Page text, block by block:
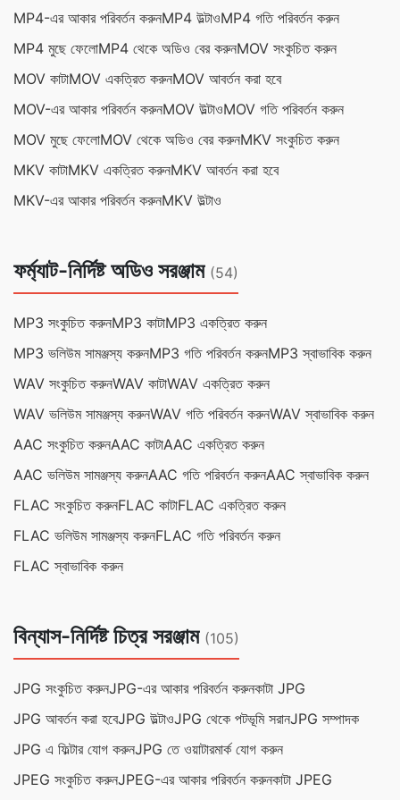
MP4-এর আকার পরিবর্তন করুনMP4 উল্টাওMP4 গতি পরিবর্তন করুন
MP4 মুছে ফেলোMP4 থেকে অডিও বের করুনMOV সংকুচিত করুন
MOV কাটাMOV একত্রিত করুনMOV আবর্তন করা হবে
MOV-এর আকার পরিবর্তন করুনMOV উল্টাওMOV গতি পরিবর্তন করুন
MOV মুছে ফেলোMOV থেকে অডিও বের করুনMKV সংকুচিত করুন
MKV কাটাMKV একত্রিত করুনMKV আবর্তন করা হবে
MKV-এর আকার পরিবর্তন করুনMKV উল্টাও
ফর্ম্যাট-নির্দিষ্ট অডিও সরঞ্জাম (54)
MP3 সংকুচিত করুনMP3 কাটাMP3 একত্রিত করুন
MP3 ভলিউম সামঞ্জস্য করুনMP3 গতি পরিবর্তন করুনMP3 স্বাভাবিক করুন
WAV সংকুচিত করুনWAV কাটাWAV একত্রিত করুন
WAV ভলিউম সামঞ্জস্য করুনWAV গতি পরিবর্তন করুনWAV স্বাভাবিক করুন
AAC সংকুচিত করুনAAC কাটাAAC একত্রিত করুন
AAC ভলিউম সামঞ্জস্য করুনAAC গতি পরিবর্তন করুনAAC স্বাভাবিক করুন
FLAC সংকুচিত করুনFLAC কাটাFLAC একত্রিত করুন
FLAC ভলিউম সামঞ্জস্য করুনFLAC গতি পরিবর্তন করুন
FLAC স্বাভাবিক করুন
বিন্যাস-নির্দিষ্ট চিত্র সরঞ্জাম (105)
JPG সংকুচিত করুনJPG-এর আকার পরিবর্তন করুনকাটা JPG
JPG আবর্তন করা হবেJPG উল্টাওJPG থেকে পটভূমি সরানJPG সম্পাদক
JPG এ ফিল্টার যোগ করুনJPG তে ওয়াটারমার্ক যোগ করুন
JPEG সংকুচিত করুনJPEG-এর আকার পরিবর্তন করুনকাটা JPEG